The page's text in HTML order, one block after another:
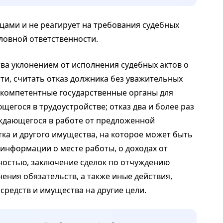
и не реагирует на требования судебных
ответственности.
уклонением от исполнения судебных актов о
считать отказ должника без уважительных
государственные органы для
в трудоустройстве; отказ два и более раз
в работе от предложенной
и другого имущества, на которое может быть
о месте работы, о доходах от
заключение сделок по отчуждению
обязательств, а также иные действия,
и имущества на другие цели.